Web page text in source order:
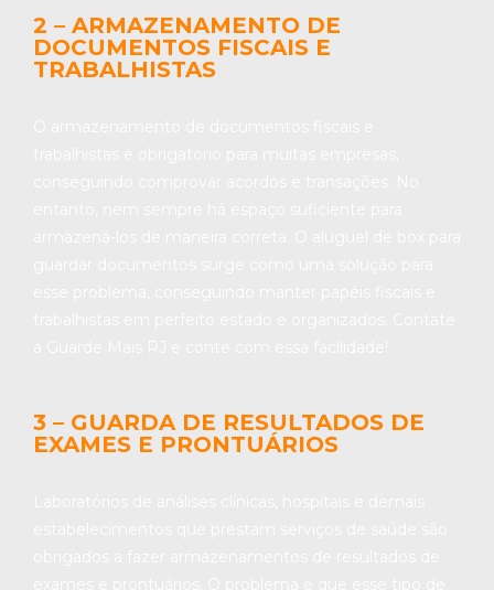
2 – ARMAZENAMENTO DE
DOCUMENTOS FISCAIS E
TRABALHISTAS
3 – GUARDA DE RESULTADOS DE
EXAMES E PRONTUÁRIOS